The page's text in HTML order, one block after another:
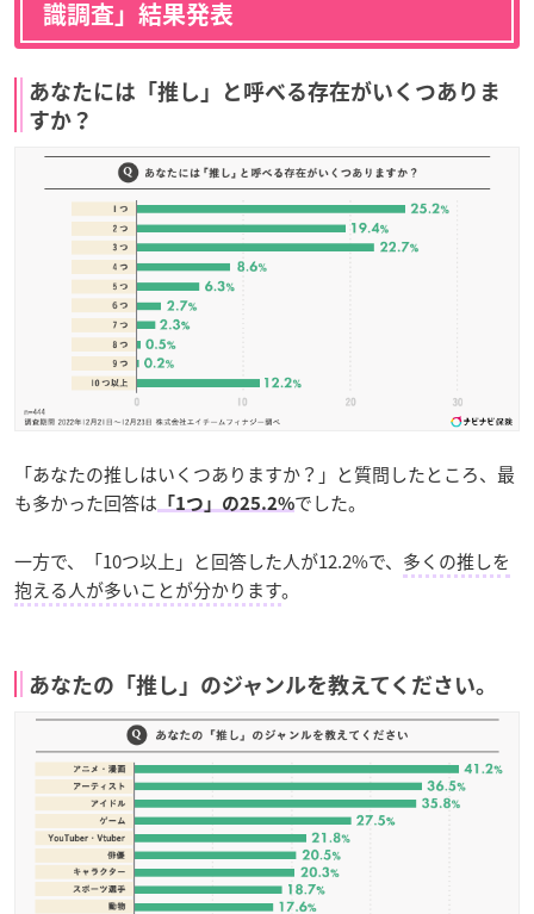
識調査」結果発表
あなたには「推し」と呼べる存在がいくつありま
すか？
「あなたの推しはいくつありますか？」と質問したところ、最
も多かった回答は 「1つ」の25.2%でした。
一方で、「10つ以上」と回答した人が12.2%で、 多くの推しを
抱える人が多いことが分かります。
あなたの「推し」のジャンルを教えてください。